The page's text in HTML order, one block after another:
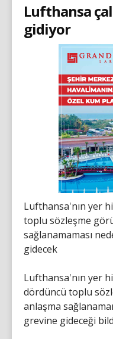
Lufthansa
gidiyor
Lufthansa'nın yer
toplu sözleşme
sağlanamaması
gidecek
Lufthansa'nın yer
dördüncü toplu
anlaşma
grevine gideceği